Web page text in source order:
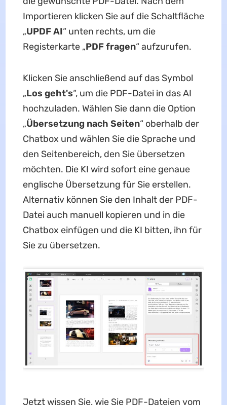
Importieren klicken Sie auf die Schaltfläche
„UPDF AI“ unten rechts, um die
Registerkarte „PDF fragen“ aufzurufen.
Klicken Sie anschließend auf das Symbol
„Los geht's“, um die PDF-Datei in das AI
hochzuladen. Wählen Sie dann die Option
„Übersetzung nach Seiten“ oberhalb der
Chatbox und wählen Sie die Sprache und
den Seitenbereich, den Sie übersetzen
möchten. Die KI wird sofort eine genaue
englische Übersetzung für Sie erstellen.
Alternativ können Sie den Inhalt der PDF-
Datei auch manuell kopieren und in die
Chatbox einfügen und die KI bitten, ihn für
Sie zu übersetzen.
Jetzt wissen Sie, wie Sie PDF-Dateien vom